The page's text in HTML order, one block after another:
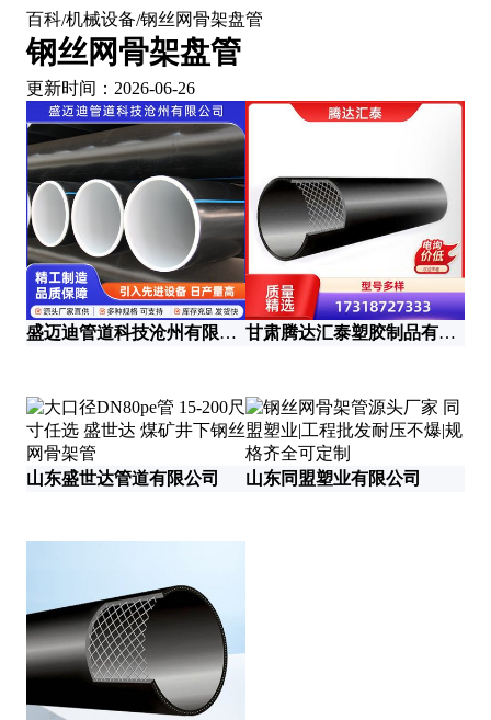
百科/机械设备/钢丝网骨架盘管
钢丝网骨架盘管
更新时间：2026-06-26
盛迈迪管道科技沧州有限公司 甘肃腾达汇泰塑胶制品有限公司
山东盛世达管道有限公司 山东同盟塑业有限公司